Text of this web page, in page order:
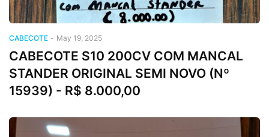
CABECOTE - May 19, 2025
CABECOTE S10 200CV COM MANCAL
STANDER ORIGINAL SEMI NOVO (Nº
15939) - R$ 8.000,00